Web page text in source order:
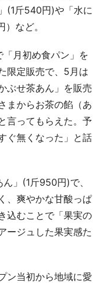
(1斤540円)や「水に
など。
月初め食パン」を
限定販売で、5月は
ぶせ茶あん」を販売
まからお茶の餡（あ
言ってもらえた。予
ぐ無くなった」と話
」(1斤950円)で、
、爽やかな甘酸っぱ
込むことで「果実の
ージュした果実感た
ン当初から地域に愛